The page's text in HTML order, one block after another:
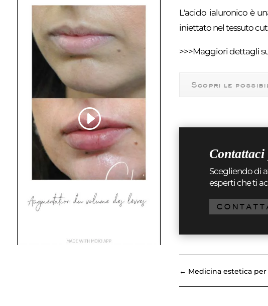
L'acido ialuronico è
iniettato nel tessuto
>>>Maggiori dettagli
Scopri le
Scegliendo di
esperti che ti
← Medicina estetica